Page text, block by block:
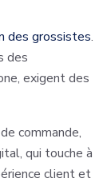
des grossistes.
des
exigent des
commande,
qui touche à
client et